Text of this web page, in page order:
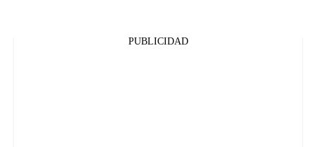
PUBLICIDAD